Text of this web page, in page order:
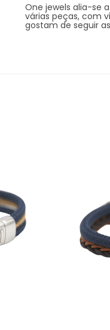
One jewels alia-se
várias peças, com
gostam de seguir